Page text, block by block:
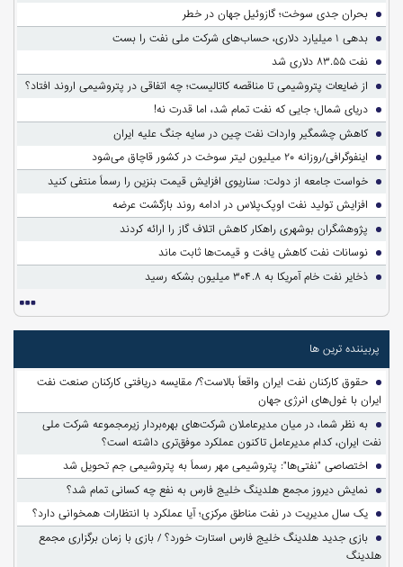
بحران جدی سوخت؛ گازوئیل جهان در خطر
بدهی ۱ میلیارد دلاری، حساب‌های شرکت ملی نفت را بست
نفت ۸۳.۵۵ دلاری شد
از ضایعات پتروشیمی تا مناقصه کاتالیست؛ چه اتفاقی در پتروشیمی اروند افتاد؟
دریای شمال؛ جایی که نفت تمام شد، اما قدرت نه!
کاهش چشمگیر واردات نفت چین در سایه جنگ علیه ایران
اینفوگرافی/روزانه ۲۰ میلیون لیتر سوخت در کشور قاچاق می‌شود
خواست جامعه از دولت: سناریوی افزایش قیمت بنزین را رسماً منتفی کنید
افزایش تولید نفت اوپک‌پلاس در ادامه روند بازگشت عرضه
پژوهشگران بوشهری راهکار کاهش اتلاف گاز را ارائه کردند
نوسانات نفت کاهش یافت و قیمت‌ها ثابت ماند
ذخایر نفت خام آمریکا به ۳۰۴.۸ میلیون بشکه رسید
پربیننده ترین ها
حقوق کارکنان نفت ایران واقعاً بالاست؟/ مقایسه دریافتی کارکنان صنعت نفت
ایران با غول‌های انرژی جهان
به نظر شما، در میان مدیرعاملان شرکت‌های بهره‌بردار زیرمجموعه شرکت ملی
نفت ایران، کدام مدیرعامل تاکنون عملکرد موفق‌تری داشته است؟
اختصاصی "نفتی‌ها": پتروشیمی مهر رسماً به پتروشیمی جم تحویل شد
نمایش دیروز مجمع هلدینگ خلیج فارس به نفع چه کسانی تمام شد؟
یک سال مدیریت در نفت مناطق مرکزی؛ آیا عملکرد با انتظارات همخوانی دارد؟
بازی جدید هلدینگ خلیج فارس استارت خورد؟ / بازی با زمان برگزاری مجمع
هلدینگ